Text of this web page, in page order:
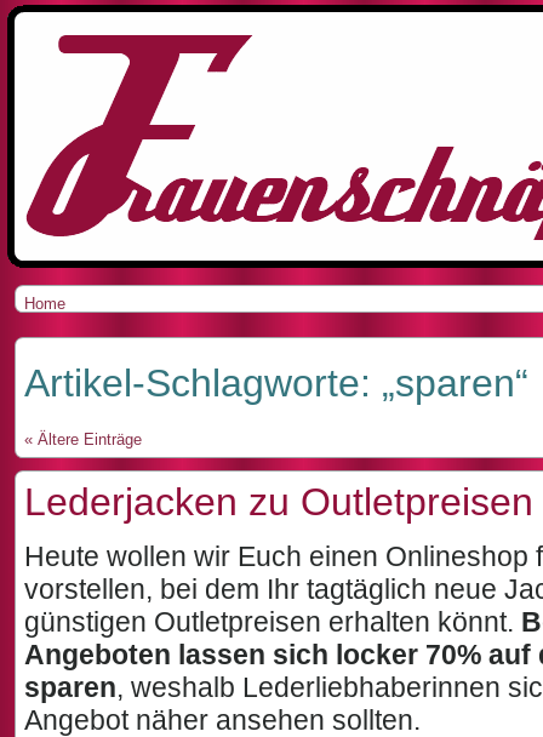
Home
Artikel-Schlagworte: „sparen“
« Ältere Einträge
Lederjacken zu Outletpreisen
Heute wollen wir Euch einen Onlineshop
vorstellen, bei dem Ihr tagtäglich neue
günstigen Outletpreisen erhalten könnt.
Angeboten lassen sich locker 70% auf
sparen, weshalb Lederliebhaberinnen
Angebot näher ansehen sollten.